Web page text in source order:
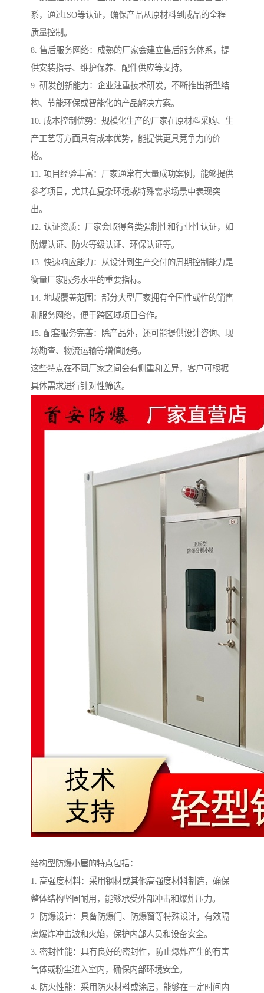
系，通过ISO等认证，确保产品从原材料到成品的全程
质量控制。
8. 售后服务网络：成熟的厂家会建立售后服务体系，提
供安装指导、维护保养、配件供应等支持。
9. 研发创新能力：企业注重技术研发，不断推出新型结
构、节能环保或智能化的产品解决方案。
10. 成本控制优势：规模化生产的厂家在原材料采购、生
产工艺等方面具有成本优势，能提供更具竞争力的价
格。
11. 项目经验丰富：厂家通常有大量成功案例，能够提供
参考项目，尤其在复杂环境或特殊需求场景中表现突
出。
12. 认证资质：厂家会取得各类强制性和行业性认证，如
防爆认证、防火等级认证、环保认证等。
13. 快速响应能力：从设计到生产交付的周期控制能力是
衡量厂家服务水平的重要指标。
14. 地域覆盖范围：部分大型厂家拥有全国性或性的销售
和服务网络，便于跨区域项目合作。
15. 配套服务完善：除产品外，还可能提供设计咨询、现
场勘查、物流运输等增值服务。
这些特点在不同厂家之间会有侧重和差异，客户可根据
具体需求进行针对性筛选。
结构型防爆小屋的特点包括：
1. 高强度材料：采用钢材或其他高强度材料制造，确保
整体结构坚固耐用，能够承受外部冲击和爆炸压力。
2. 防爆设计：具备防爆门、防爆窗等特殊设计，有效隔
离爆炸冲击波和火焰，保护内部人员和设备安全。
3. 密封性能：具有良好的密封性，防止爆炸产生的有害
气体或粉尘进入室内，确保内部环境安全。
4. 防火性能：采用防火材料或涂层，能够在一定时间内